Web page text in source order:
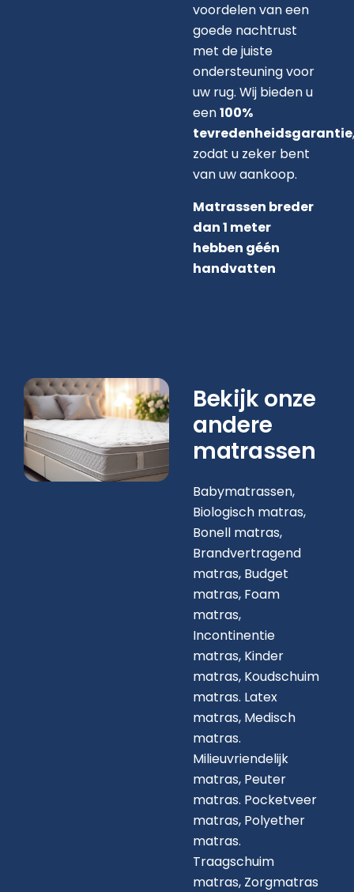
voordelen van een
goede nachtrust
met de juiste
ondersteuning voor
uw rug. Wij bieden u
een100%
tevredenheidsgarantie,
zodat u zeker bent
van uw aankoop.
Matrassen breder
dan 1 meter
hebben géén
handvatten
Bekijk onze
andere
matrassen
Babymatrassen,
Biologisch matras,
Bonell matras,
Brandvertragend
matras, Budget
matras, Foam
matras,
Incontinentie
matras, Kinder
matras, Koudschuim
matras. Latex
matras, Medisch
matras.
Milieuvriendelijk
matras, Peuter
matras. Pocketveer
matras, Polyether
matras.
Traagschuim
matras, Zorgmatras